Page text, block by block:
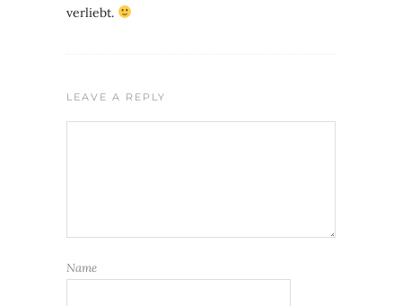
verliebt.
LEAVE A REPLY
Name